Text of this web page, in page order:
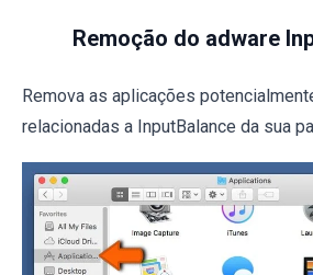
Remoção do adware
Remova as aplicações
relacionadas a InputBalance da sua